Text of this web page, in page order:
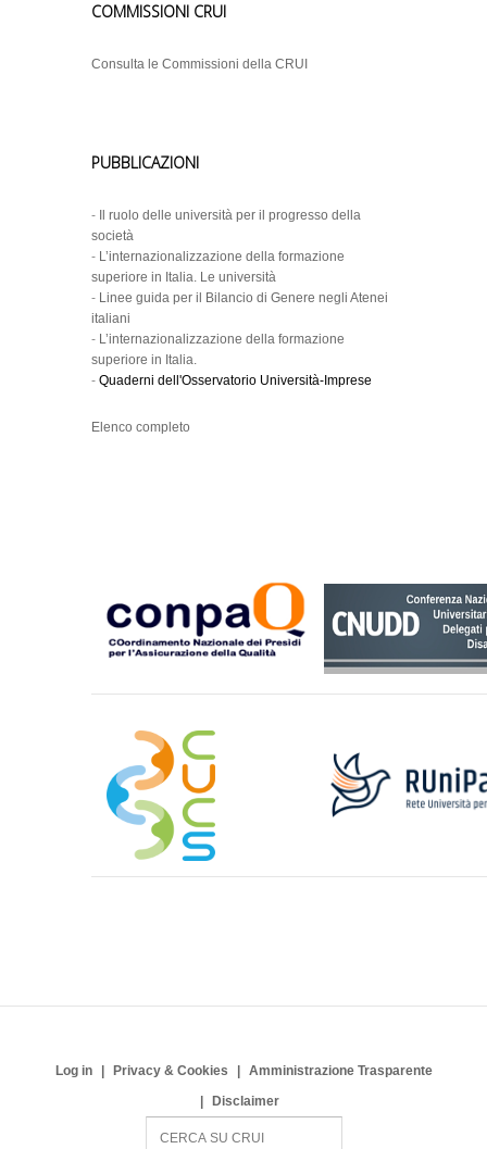
COMMISSIONI CRUI
Consulta le Commissioni della CRUI
PUBBLICAZIONI
-
Il ruolo delle università per il progresso della
società
- L’internazionalizzazione della formazione
superiore in Italia. Le università
- Linee guida per il Bilancio di Genere negli Atenei
italiani
- L’internazionalizzazione della formazione
superiore in Italia.
- Quaderni dell'Osservatorio Università-Imprese
Elenco completo
Log in Privacy & Cookies
Amministrazione Trasparente
Disclaimer